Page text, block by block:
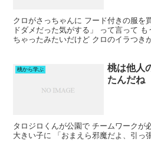
クロがさっちゃんに フード付きの服を
ドダメだった気がする」 って言って
ちゃったみたいだけど クロのイラつき
桃から学ぶ
桃は他人
たんだね
タロジロくんが公園で チームワークが
大きい子に 「おまえら邪魔だよ、引っ